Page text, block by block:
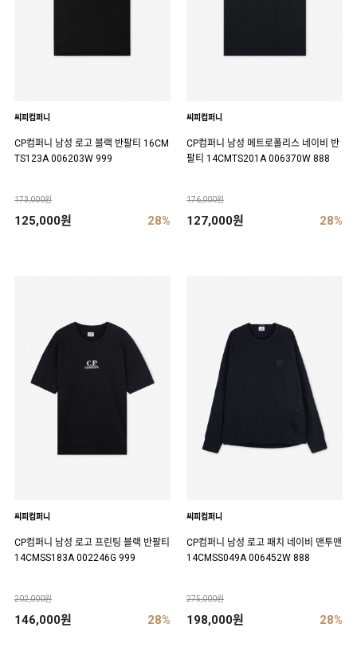
씨피컴퍼니
CP컴퍼니 남성 로고 블랙 반팔티 16CM
TS123A 006203W 999
173,000원
125,000원 28%
씨피컴퍼니
CP컴퍼니 남성 메트로폴리스 네이비 반
팔티 14CMTS201A 006370W 888
176,000원
127,000원 28%
씨피컴퍼니
CP컴퍼니 남성 로고 프린팅 블랙 반팔티
14CMSS183A 002246G 999
202,000원
146,000원 28%
씨피컴퍼니
CP컴퍼니 남성 로고 패치 네이비 맨투맨
14CMSS049A 006452W 888
275,000원
198,000원 28%